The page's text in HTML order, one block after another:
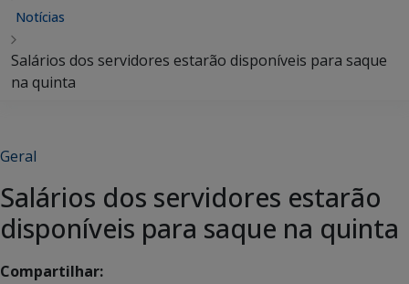
Notícias
Salários dos servidores estarão disponíveis para saque
na quinta
Geral
Salários dos servidores estarão
disponíveis para saque na quinta
Compartilhar: